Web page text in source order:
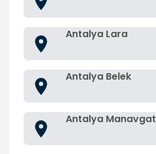
Antalya Lara
Antalya Belek
Antalya Manavgat